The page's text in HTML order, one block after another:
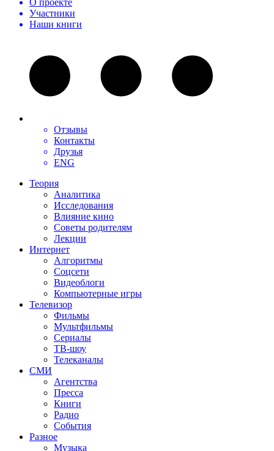
Участники
Наши книги
Отзывы
Контакты
Друзья
ENG
Теория
Аналитика
Исследования
Влияние кино
Советы родителям
Лекции
Интернет
Алгоритмы
Соцсети
Видеоблоги
Компьютерные игры
Телевизор
Фильмы
Мультфильмы
Сериалы
ТВ-шоу
Телеканалы
СМИ
Агентства
Пресса
Книги
Радио
События
Разное
Музыка